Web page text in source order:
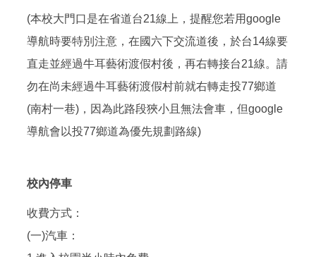
(本校大門口是在省道台21線上，提醒您若用google
導航時要特別注意，在國六下交流道後，於台14線要
直走並經過牛耳藝術渡假村後，再右轉接台21線。請
勿在尚未經過牛耳藝術渡假村前就右轉走投77鄉道
(南村一巷)，因為此路段狹小且無法會車，但google
導航會以投77鄉道為優先規劃路線)
校內停車
收費方式：
(一)汽車：